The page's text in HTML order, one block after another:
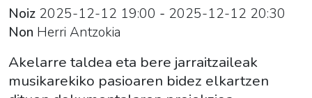
Noiz 2025-12-12 19:00 - 2025-12-12 20:30
Non Herri Antzokia
Akelarre taldea eta bere jarraitzaileak
musikarekiko pasioaren bidez elkartzen